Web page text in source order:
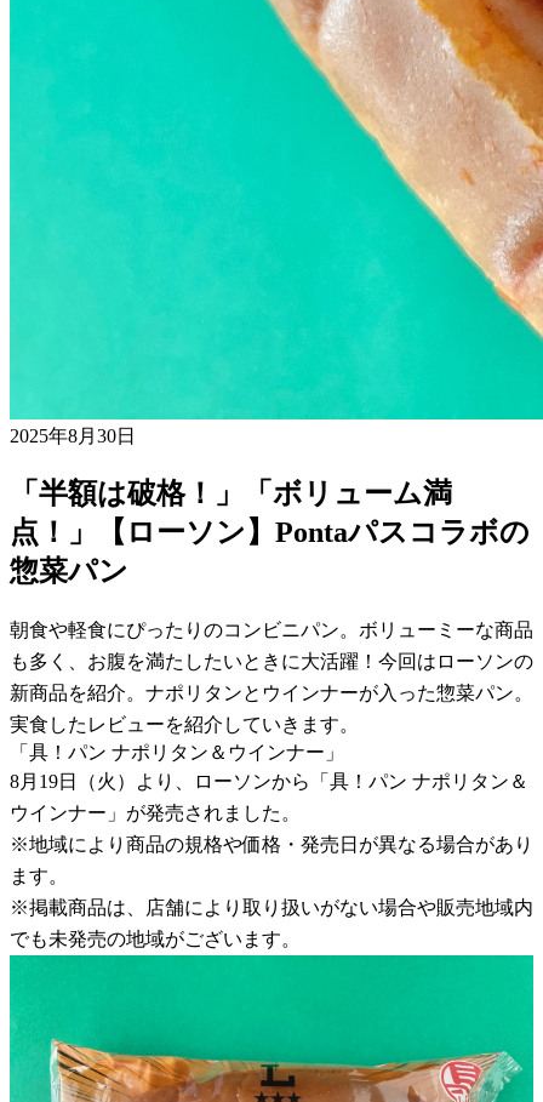
2025年8月30日
「半額は破格！」「ボリューム満
点！」【ローソン】Pontaパスコラボの
惣菜パン
朝食や軽食にぴったりのコンビニパン。ボリューミーな商品
も多く、お腹を満たしたいときに大活躍！今回はローソンの
新商品を紹介。ナポリタンとウインナーが入った惣菜パン。
実食したレビューを紹介していきます。
「具！パン ナポリタン＆ウインナー」
8月19日（火）より、ローソンから「具！パン ナポリタン＆
ウインナー」が発売されました。
※地域により商品の規格や価格・発売日が異なる場合があり
ます。
※掲載商品は、店舗により取り扱いがない場合や販売地域内
でも未発売の地域がございます。